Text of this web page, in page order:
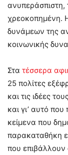
ανυπεράσπιστη,
χρεοκοπημένη.
δυνάμεων της
κοινωνικής
Στα τέσσερα
25 πολίτες
και τις ιδέες
και γι’ αυτό
κείμενα που
παρακαταθήκη
που επιβάλλουν